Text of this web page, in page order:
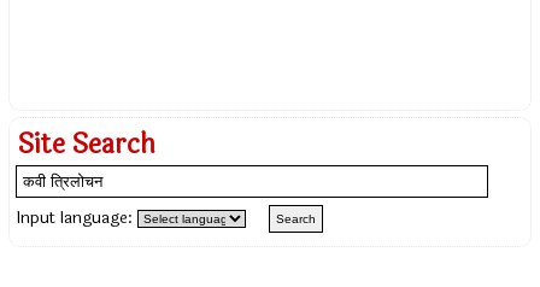
Site Search
Input language: